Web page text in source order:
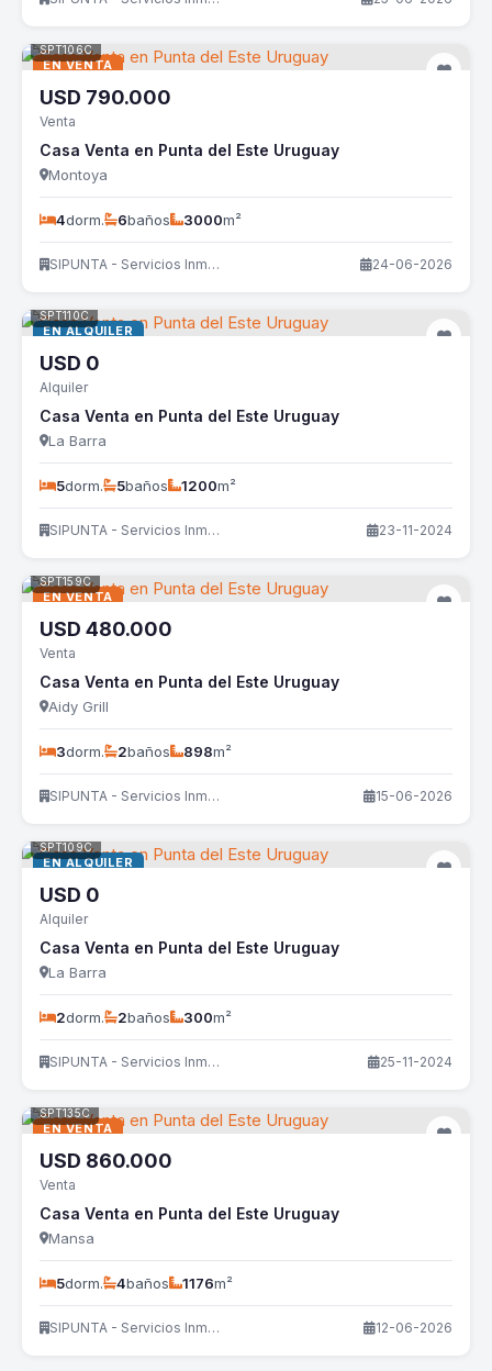
EN VENTA
SPT106C
USD 790.000
Venta
Casa Venta en Punta del Este Uruguay
Montoya
4dorm. 6baños 3000m²
SIPUNTA - Servicios Inmobiliarios 24-06-2026
EN ALQUILER
SPT110C
USD 0
Alquiler
Casa Venta en Punta del Este Uruguay
La Barra
5dorm. 5baños 1200m²
SIPUNTA - Servicios Inmobiliarios 23-11-2024
EN VENTA
SPT159C
USD 480.000
Venta
Casa Venta en Punta del Este Uruguay
Aidy Grill
3dorm. 2baños 898m²
SIPUNTA - Servicios Inmobiliarios 15-06-2026
EN ALQUILER
SPT109C
USD 0
Alquiler
Casa Venta en Punta del Este Uruguay
La Barra
2dorm. 2baños 300m²
SIPUNTA - Servicios Inmobiliarios 25-11-2024
EN VENTA
SPT135C
USD 860.000
Venta
Casa Venta en Punta del Este Uruguay
Mansa
5dorm. 4baños 1176m²
SIPUNTA - Servicios Inmobiliarios 12-06-2026